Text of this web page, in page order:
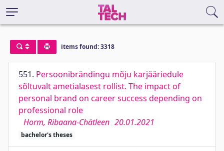
items found: 3318
551. Persoonibrändingu mõju karjääriedule
sõltuvalt ametialasest rollist. The impact of
personal brand on career success depending on
professional role
Horm, Ribaana-Chätleen 20.01.2021
bachelor's theses